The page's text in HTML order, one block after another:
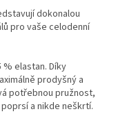
dokonalou
pro vaše celodenní
% elastan. Díky
prodyšný a
potřebnou pružnost,
a nikde neškrtí.